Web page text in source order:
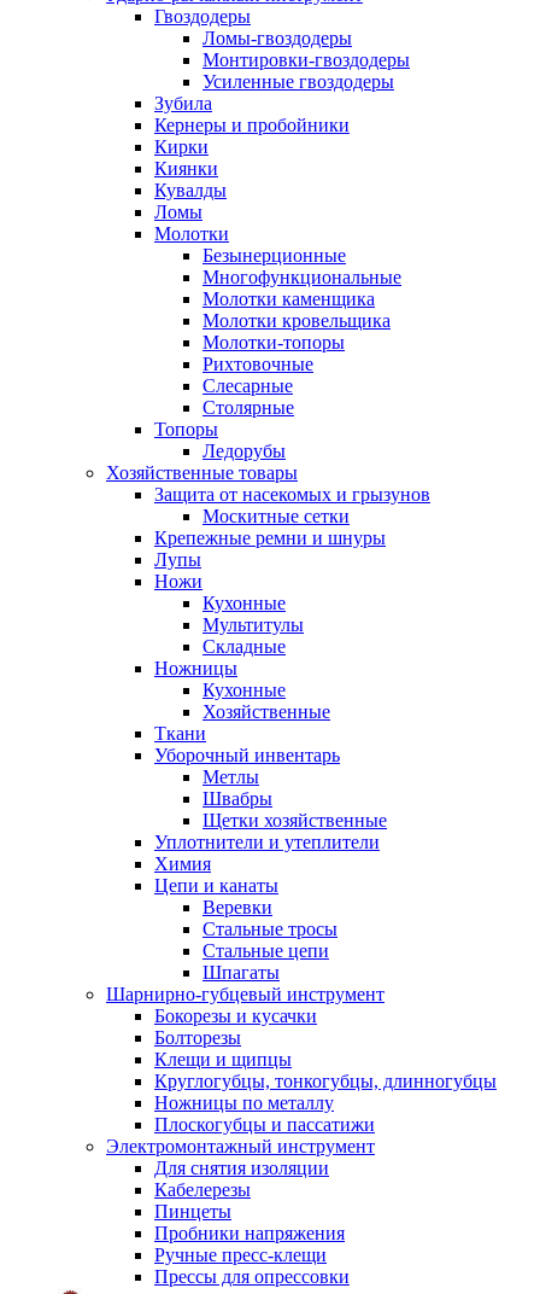
Гвоздодеры
Ломы-гвоздодеры
Монтировки-гвоздодеры
Усиленные гвоздодеры
Зубила
Кернеры и пробойники
Кирки
Киянки
Кувалды
Ломы
Молотки
Безынерционные
Многофункциональные
Молотки каменщика
Молотки кровельщика
Молотки-топоры
Рихтовочные
Слесарные
Столярные
Топоры
Ледорубы
Хозяйственные товары
Защита от насекомых и грызунов
Москитные сетки
Крепежные ремни и шнуры
Лупы
Ножи
Кухонные
Мультитулы
Складные
Ножницы
Кухонные
Хозяйственные
Ткани
Уборочный инвентарь
Метлы
Швабры
Щетки хозяйственные
Уплотнители и утеплители
Химия
Цепи и канаты
Веревки
Стальные тросы
Стальные цепи
Шпагаты
Шарнирно-губцевый инструмент
Бокорезы и кусачки
Болторезы
Клещи и щипцы
Круглогубцы, тонкогубцы, длинногубцы
Ножницы по металлу
Плоскогубцы и пассатижи
Электромонтажный инструмент
Для снятия изоляции
Кабелерезы
Пинцеты
Пробники напряжения
Ручные пресс-клещи
Прессы для опрессовки